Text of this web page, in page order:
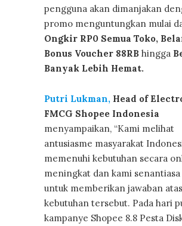
pengguna akan dimanjakan
promo menguntungkan mulai
Ongkir RP0 Semua Toko,
Bonus Voucher 88RB hingga
Banyak Lebih Hemat.
Putri Lukman, Head of
FMCG Shopee Indonesia
menyampaikan, “Kami melihat
antusiasme masyarakat
memenuhi kebutuhan secara
meningkat dan kami
untuk memberikan jawaban atas
kebutuhan tersebut. Pada hari
kampanye Shopee 8.8 Pesta